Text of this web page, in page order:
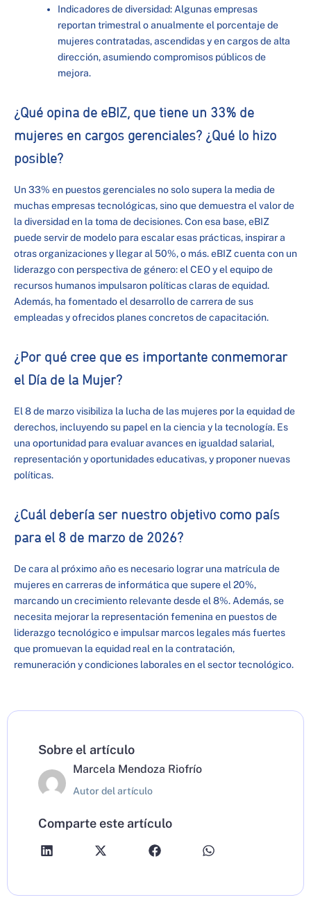
Indicadores de diversidad: Algunas empresas
reportan trimestral o anualmente el porcentaje de
mujeres contratadas, ascendidas y en cargos de alta
dirección, asumiendo compromisos públicos de
mejora.
¿Qué opina de eBIZ, que tiene un 33% de
mujeres en cargos gerenciales? ¿Qué lo hizo
posible?
Un 33% en puestos gerenciales no solo supera la media de
muchas empresas tecnológicas, sino que demuestra el valor de
la diversidad en la toma de decisiones. Con esa base, eBIZ
puede servir de modelo para escalar esas prácticas, inspirar a
otras organizaciones y llegar al 50%, o más. eBIZ cuenta con un
liderazgo con perspectiva de género: el CEO y el equipo de
recursos humanos impulsaron políticas claras de equidad.
Además, ha fomentado el desarrollo de carrera de sus
empleadas y ofrecidos planes concretos de capacitación.
¿Por qué cree que es importante conmemorar
el Día de la Mujer?
El 8 de marzo visibiliza la lucha de las mujeres por la equidad de
derechos, incluyendo su papel en la ciencia y la tecnología. Es
una oportunidad para evaluar avances en igualdad salarial,
representación y oportunidades educativas, y proponer nuevas
políticas.
¿Cuál debería ser nuestro objetivo como país
para el 8 de marzo de 2026?
De cara al próximo año es necesario lograr una matrícula de
mujeres en carreras de informática que supere el 20%,
marcando un crecimiento relevante desde el 8%. Además, se
necesita mejorar la representación femenina en puestos de
liderazgo tecnológico e impulsar marcos legales más fuertes
que promuevan la equidad real en la contratación,
remuneración y condiciones laborales en el sector tecnológico.
Sobre el artículo
Marcela Mendoza Riofrío
Autor del artículo
Comparte este artículo